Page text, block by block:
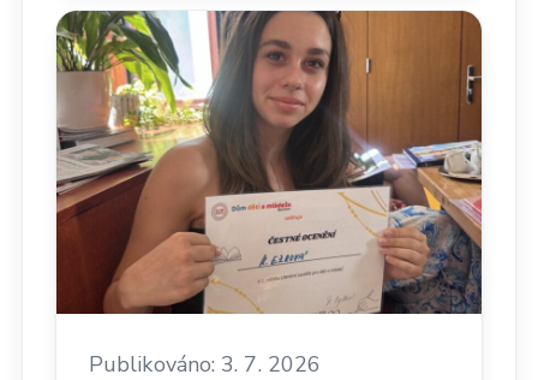
Publikováno: 3. 7. 2026